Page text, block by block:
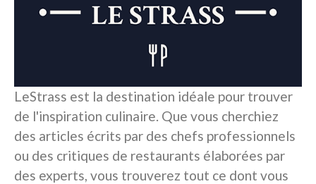
LeStrass est la destination idéale pour trouver
de l'inspiration culinaire. Que vous cherchiez
des articles écrits par des chefs professionnels
ou des critiques de restaurants élaborées par
des experts, vous trouverez tout ce dont vous